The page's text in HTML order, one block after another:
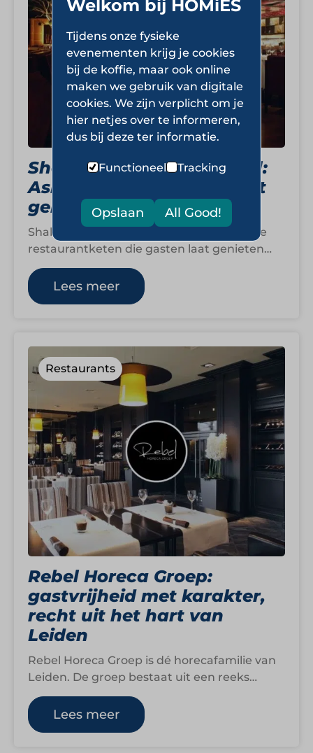
Shabu Shabu Sushi & Grill:
Asian fusion en onbeperkt
genieten
Shabu Shabu Sushi & Grill is een landelijke
restaurantketen die gasten laat genieten
van een uitgebreide selectie Aziatische
gerechten. Het…
Lees meer
Restaurants
Rebel Horeca Groep:
gastvrijheid met karakter,
recht uit het hart van
Leiden
Rebel Horeca Groep is dé horecafamilie van
Leiden. De groep bestaat uit een reeks
eigenzinnige zaken met elk een eigen…
Lees meer
Welkom bij HOMiES
Tijdens onze fysieke
evenementen krijg je cookies
bij de koffie, maar ook online
maken we gebruik van digitale
cookies. We zijn verplicht om je
hier netjes over te informeren,
dus bij deze ter informatie.
Functioneel Tracking
Opslaan All Good!